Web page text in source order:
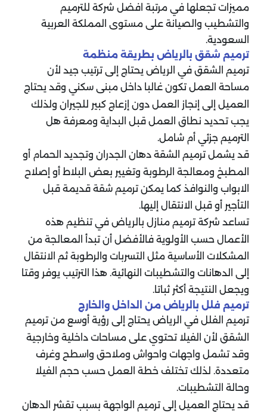
مميزات تجعلها في مرتبة افضل شركة للترميم
والتشطيب والصيانة على مستوى المملكة العربية
السعودية.
ترميم شقق بالرياض بطريقة منظمة
ترميم الشقق في الرياض يحتاج إلى ترتيب جيد لأن
مساحة العمل تكون غالبا داخل مبنى سكني وقد يحتاج
العميل إلى إنجاز العمل دون إزعاج كبير للجيران ولذلك
يجب تحديد نطاق العمل قبل البداية ومعرفة هل
الترميم جزئي أم شامل.
قد يشمل ترميم الشقة دهان الجدران وتجديد الحمام أو
المطبخ ومعالجة الرطوبة وتغيير بعض البلاط أو إصلاح
الابواب والنوافذ كما يمكن ترميم شقة قديمة قبل
التأجير أو قبل الانتقال إليها.
تساعد شركة ترميم منازل بالرياض في تنظيم هذه
الأعمال حسب الأولوية فالأفضل أن تبدأ المعالجة من
المشكلات الأساسية مثل التسربات والرطوبة ثم الانتقال
إلى الدهانات والتشطيبات النهائية. هذا الترتيب يوفر وقتا
ويجعل النتيجة أكثر ثباتا.
ترميم فلل بالرياض من الداخل والخارج
ترميم الفلل في الرياض يحتاج إلى رؤية أوسع من ترميم
الشقق لأن الفيلا تحتوي على مساحات داخلية وخارجية
وقد تشمل واجهات واحواش وملاحق واسطح وغرف
متعددة. لذلك تختلف خطة العمل حسب حجم الفيلا
وحالة التشطيبات.
قد يحتاج العميل إلى ترميم الواجهة بسبب تقشر الدهان